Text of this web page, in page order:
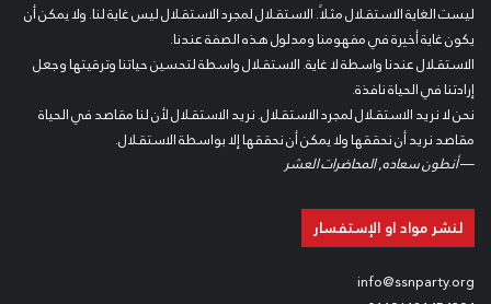
ليست الغاية الاستقلال مثلاً. الاستقلال لمجرد الاستقلال ليس غاية لنا. ولا يمكن أن
يكون غاية أخيرة في مفهومنا ومدلول هذه الصفة عندنا.
الاستقلال عندنا واسطة لا غاية. الاستقلال واسطة لتحسين حياتنا وترقيتها وجعل
إرادتنا في الحياة نافذة.
نحن لا نريد الاستقلال لمجرد الاستقلال. نريد الاستقلال لأن لنا مقاصد في الحياة
مقاصد نريد أن نحققها ولا يمكن أن نحققها إلا بواسطة الاستقلال.
—أنطون سعاده,المحاضرات العشر
لنشر مواد او الإستفسار
info@ssnparty.org